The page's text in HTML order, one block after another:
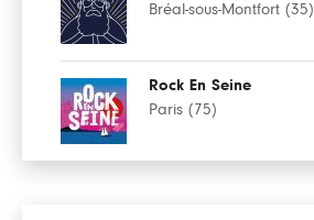
Bréal-sous-Montfort (35)
Rock En Seine
Paris (75)